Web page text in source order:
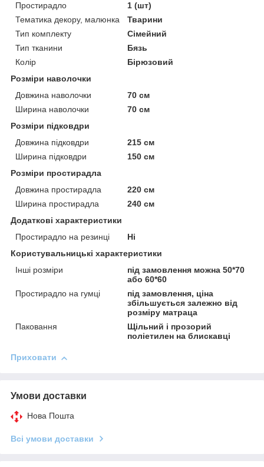
Простирадло
1 (шт)
Тематика декору, малюнка
Тварини
Тип комплекту
Сімейний
Тип тканини
Бязь
Колір
Бірюзовий
Розміри наволочки
Довжина наволочки
70 см
Ширина наволочки
70 см
Розміри підковдри
Довжина підковдри
215 см
Ширина підковдри
150 см
Розміри простирадла
Довжина простирадла
220 см
Ширина простирадла
240 см
Додаткові характеристики
Простирадло на резинці
Ні
Користувальницькі характеристики
Інші розміри
під замовлення можна 50*70
або 60*60
Простирадло на гумці
під замовлення, ціна
збільшується залежно від
розміру матраца
Паковання
Щільний і прозорий
поліетилен на блискавці
Приховати
Умови доставки
Нова Пошта
Всі умови доставки